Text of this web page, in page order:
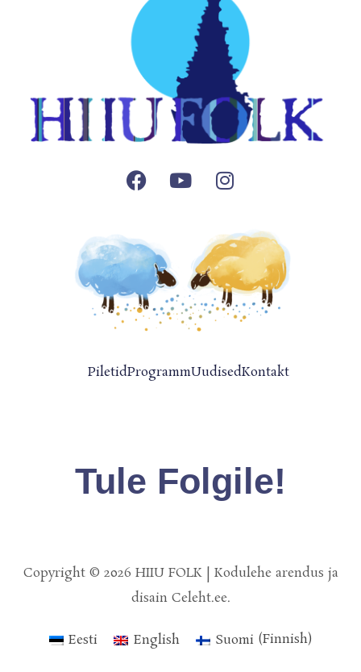
Facebook
YoutubeInstagram
PiletidProgrammUudisedKontakt
Tule Folgile!
Copyright © 2026 HIIU FOLK | Kodulehe arendus ja
disain Celeht.ee.
Eesti English Suomi(Finnish)